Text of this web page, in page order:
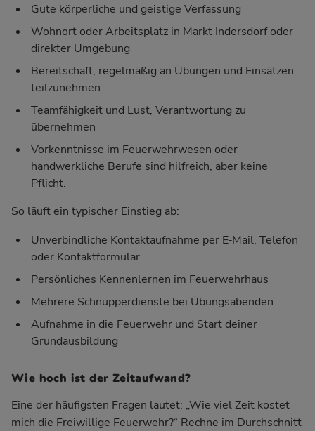
Gute körperliche und geistige Verfassung
Wohnort oder Arbeitsplatz in Markt Indersdorf oder
direkter Umgebung
Bereitschaft, regelmäßig an Übungen und Einsätzen
teilzunehmen
Teamfähigkeit und Lust, Verantwortung zu
übernehmen
Vorkenntnisse im Feuerwehrwesen oder
handwerkliche Berufe sind hilfreich, aber keine
Pflicht.
So läuft ein typischer Einstieg ab:
Unverbindliche Kontaktaufnahme per E‑Mail, Telefon
oder Kontaktformular
Persönliches Kennenlernen im Feuerwehrhaus
Mehrere Schnupperdienste bei Übungsabenden
Aufnahme in die Feuerwehr und Start deiner
Grundausbildung
Wie hoch ist der Zeitaufwand?
Eine der häufigsten Fragen lautet: „Wie viel Zeit kostet
mich die Freiwillige Feuerwehr?“ Rechne im Durchschnitt